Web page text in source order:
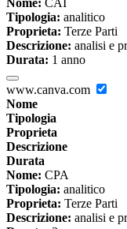
Tipologia: analitico
Proprieta: Terze Parti
Descrizione: analisi e
Durata: 1 anno
www.canva.com
Nome
Tipologia
Proprieta
Descrizione
Durata
Nome: CPA
Tipologia: analitico
Proprieta: Terze Parti
Descrizione: analisi e